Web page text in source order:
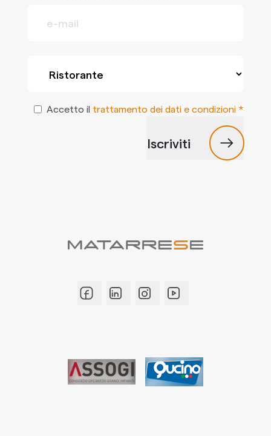
Accetto il trattamento dei dati e condizioni *
Iscriviti